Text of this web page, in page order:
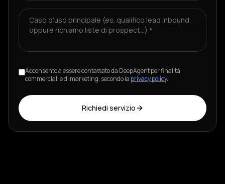
Acconsento a essere contattato da DeepAgent per finalità
commerciali e di marketing, secondo la privacy policy.
Richiedi servizio